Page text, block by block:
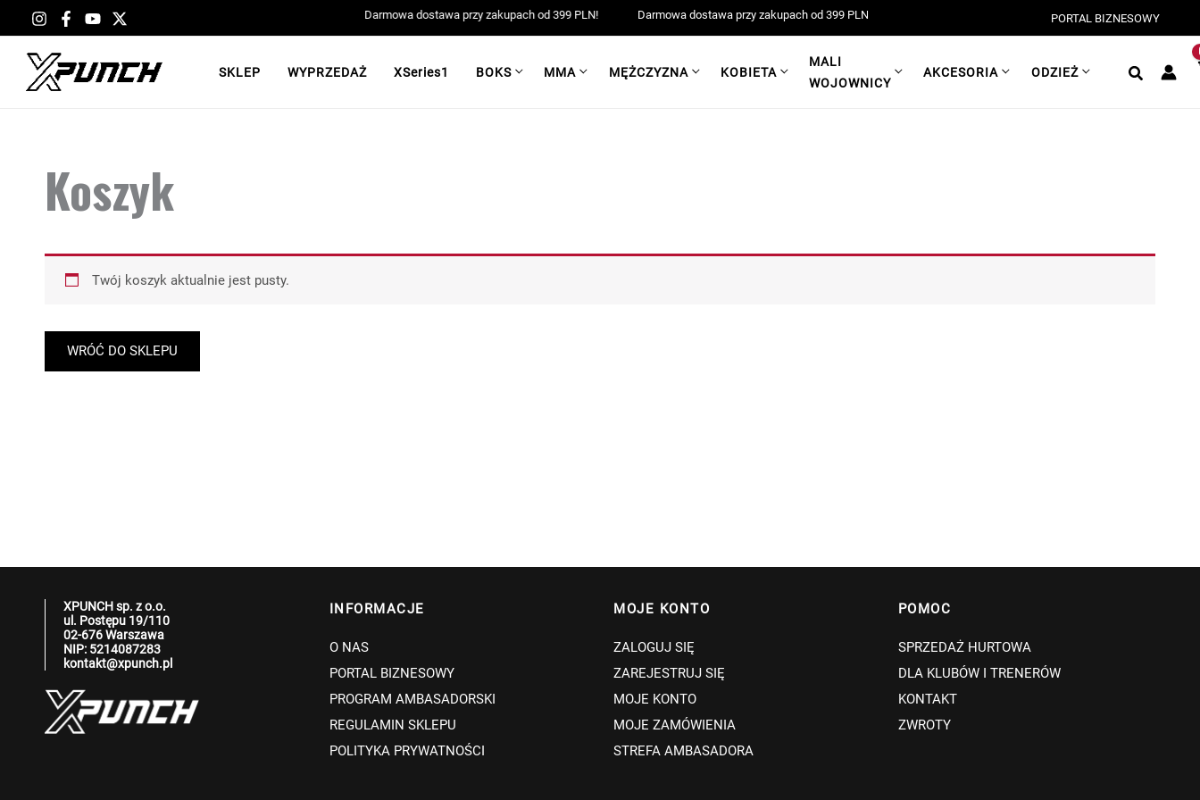
Przejdź
treści
Darmowa dostawa przy zakupach od 399 PLN! Darmowa dostawa przy zakupach od 399 PLN! Darmowa dostawa przy zakupach od 399 PLN! PORTAL BIZNESOWY
SKLEP WYPRZEDAŻ XSeries1 BOKS MMA MĘŻCZYZNA KOBIETA
MALI
WOJOWNICY
AKCESORIA ODZIEŻ
Koszyk
Twój koszyk aktualnie jest pusty.
WRÓĆ DO SKLEPU
XPUNCH sp. z o.o.
ul. Postępu 19/110
02-676 Warszawa
NIP: 5214087283
kontakt@xpunch.pl
INFORMACJE
O NAS
PORTAL BIZNESOWY
PROGRAM AMBASADORSKI
REGULAMIN SKLEPU
POLITYKA PRYWATNOŚCI
MOJE KONTO
ZALOGUJ SIĘ
ZAREJESTRUJ SIĘ
MOJE KONTO
MOJE ZAMÓWIENIA
STREFA AMBASADORA
POMOC
SPRZEDAŻ HURTOWA
DLA KLUBÓW I TRENERÓW
KONTAKT
ZWROTY